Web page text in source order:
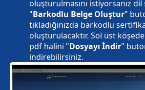
oluşturulmasını istiyorsanız
"Barkodlu Belge Oluştur"
tıkladığınızda barkodlu
oluşturulacaktır. Sol üst
pdf halini "Dosyayı İndir"
indirebilirsiniz.